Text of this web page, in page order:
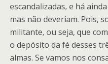
escandalizadas, e há
mas não deveriam. Pois,
militante, ou seja, que
o depósito da fé desses
almas. Se vamos nos